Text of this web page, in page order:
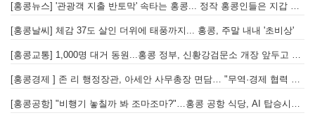
[홍콩뉴스] '관광객 지출 반토막' 속타는 홍콩... 정작 홍콩인들은 지갑 들고 해외로?
[홍콩날씨] 체감 37도 살인 더위에 태풍까지... 홍콩, 주말 내내 '초비상'
[홍콩교통] 1,000명 대거 동원...홍콩 정부, 신황강검문소 개장 앞두고 실전 훈련 돌입
[홍콩경제 ] 존 리 행정장관, 아세안 사무총장 면담… "무역·경제 협력 한층 강화한다"
[홍콩공항] "비행기 놓칠까 봐 조마조마?"…홍콩 공항 식당, AI 탑승시간 계산해 메뉴 추천해 준다